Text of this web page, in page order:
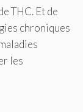
THC. Et de
chroniques
les